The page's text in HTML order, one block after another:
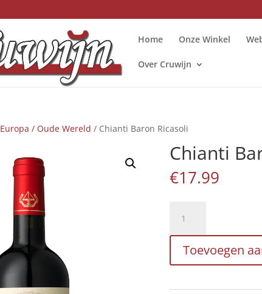
Home Onze Winkel
Over Cruwijn
Europa / Oude Wereld / Chianti Baron Ricasoli
Chianti
€17.99
Baron
Ricasoli
aantal
Toevoegen